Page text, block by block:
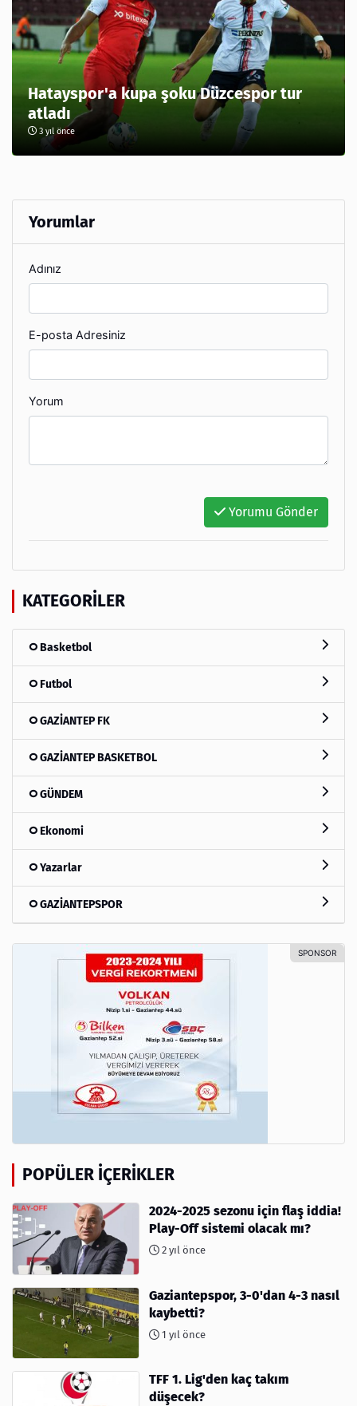
Hatayspor'a kupa şoku Düzcespor tur
atladı
3 yıl önce
Yorumlar
Adınız
E-posta Adresiniz
Yorum
Yorumu Gönder
KATEGORILER
Basketbol
Futbol
GAZİANTEP FK
GAZİANTEP BASKETBOL
GÜNDEM
Ekonomi
Yazarlar
GAZİANTEPSPOR
POPÜLER İÇERIKLER
2024-2025 sezonu için flaş iddia!
Play-Off sistemi olacak mı?
2 yıl önce
Gaziantepspor, 3-0'dan 4-3 nasıl
kaybetti?
1 yıl önce
TFF 1. Lig'den kaç takım
düşecek?